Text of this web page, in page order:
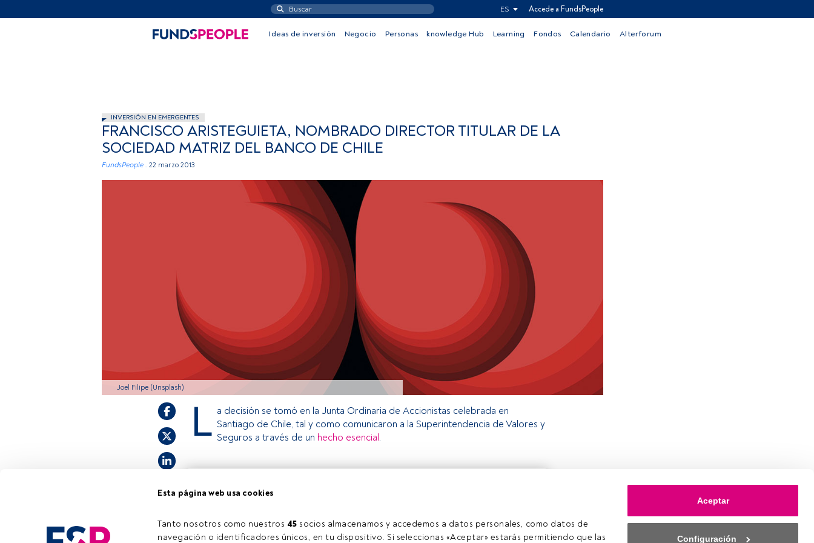
Esta página web usa cookies
Tanto nosotros como nuestros 45 socios almacenamos y accedemos a datos personales, como datos de
navegación o identificadores únicos, en tu dispositivo. Si seleccionas «Aceptar» estarás permitiendo que las
Aceptar
Configuración
ES Accede a FundsPeople
Ideas de inversión Negocio Personas knowledge Hub Learning Fondos Calendario Alterforum
INVERSIÓN EN EMERGENTES
FRANCISCO ARISTEGUIETA, NOMBRADO DIRECTOR TITULAR DE LA
SOCIEDAD MATRIZ DEL BANCO DE CHILE
FundsPeople . 22 marzo 2013
Joel Filipe (Unsplash)
L a decisión se tomó en la Junta Ordinaria de Accionistas celebrada en
Santiago de Chile, tal y como comunicaron a la Superintendencia de Valores y
Seguros a través de un hecho esencial.
estás registrado, accede desde el botón Login. Si aún no tienes cuenta, te
Accede a FundsPeople